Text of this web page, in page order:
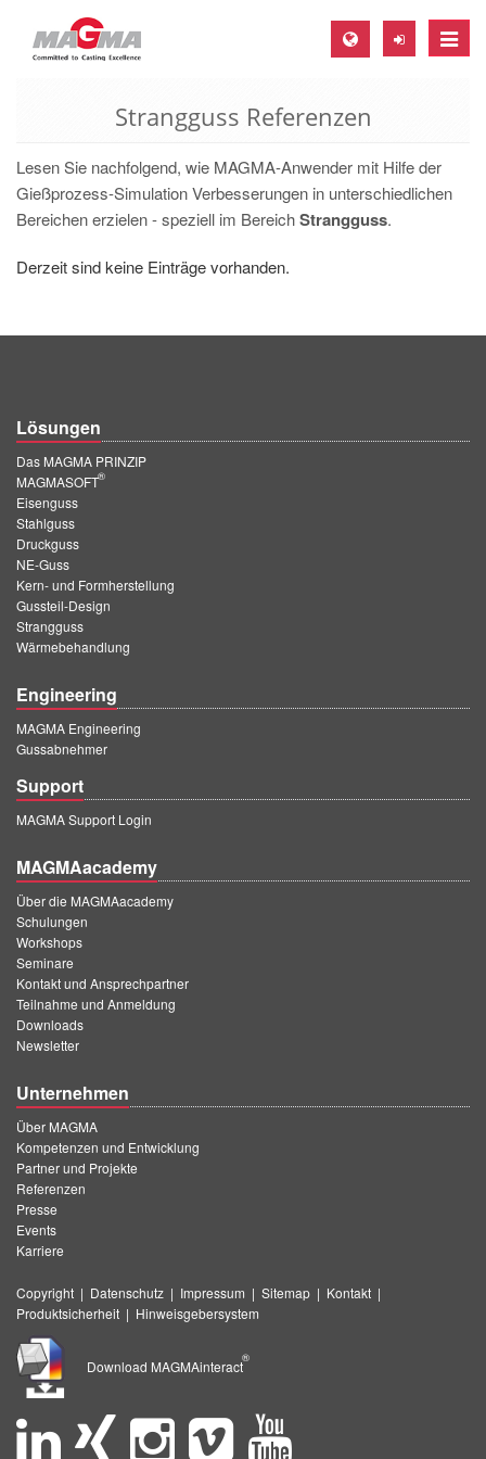
Toggle
MAGMA Europa, Deutschland
EN
CS
MAGMA Nordamerika, USA
ES
MAGMA Südamerika, Brasilien
PT
ES
MAGMA Türkei
EN
TR
EN
ZH
MAGMA Indien
EN
MAGMA Korea
EN
KO
Strangguss Referenzen
Lesen Sie nachfolgend, wie MAGMA-Anwender mit Hilfe der
Gießprozess-Simulation Verbesserungen in unterschiedlichen
Bereichen erzielen - speziell im BereichStrangguss.
Derzeit sind keine Einträge vorhanden.
Lösungen
Das MAGMA PRINZIP
MAGMASOFT
®
Eisenguss
Stahlguss
Druckguss
NE-Guss
Kern- und Formherstellung
Gussteil-Design
Strangguss
Wärmebehandlung
Engineering
MAGMA Engineering
Gussabnehmer
Support
MAGMA Support Login
MAGMAacademy
Über die MAGMAacademy
Schulungen
Workshops
Seminare
Kontakt und Ansprechpartner
Teilnahme und Anmeldung
Downloads
Newsletter
Unternehmen
Über MAGMA
Kompetenzen und Entwicklung
Partner und Projekte
Referenzen
Presse
Events
Karriere
Copyright | Datenschutz | Impressum | Sitemap | Kontakt |
Produktsicherheit | Hinweisgebersystem
Download MAGMAinteract
®